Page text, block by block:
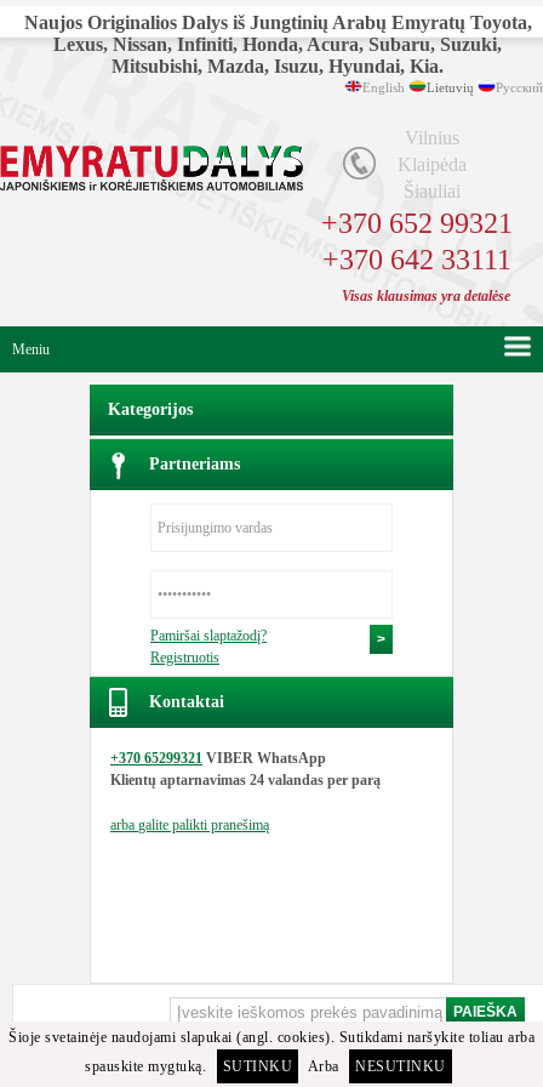
Naujos Originalios Dalys iš Jungtinių Arabų Emyratų Toyota,
Lexus, Nissan, Infiniti, Honda, Acura, Subaru, Suzuki,
Mitsubishi, Mazda, Isuzu, Hyundai, Kia.
English Lietuvių Русский
Vilnius
Klaipėda
Šiauliai
+370 652 99321
+370 642 33111
Visas klausimas yra detalėse
Meniu
Kategorijos
Partneriams
Pamiršai slaptažodį?
Registruotis
Kontaktai
+370 65299321 VIBER WhatsApp
Klientų aptarnavimas 24 valandas per parą
arba galite palikti pranešimą
Apgailestaujame, bet minėtos detalės arba jos analogų tarp turimų prekių nerasta.
Šioje svetainėje naudojami slapukai (angl. cookies). Sutikdami naršykite toliau arba
spauskite mygtuką.
SUTINKU Arba NESUTINKU